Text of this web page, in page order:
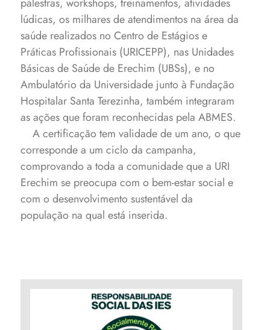
lúdicas, os milhares de atendimentos na área da
saúde realizados no Centro de Estágios e
Práticas Profissionais (URICEPP), nas Unidades
Básicas de Saúde de Erechim (UBSs), e no
Ambulatório da Universidade junto à Fundação
Hospitalar Santa Terezinha, também integraram
as ações que foram reconhecidas pela ABMES.
A certificação tem validade de um ano, o que
corresponde a um ciclo da campanha,
comprovando a toda a comunidade que a URI
Erechim se preocupa com o bem-estar social e
com o desenvolvimento sustentável da
população na qual está inserida.